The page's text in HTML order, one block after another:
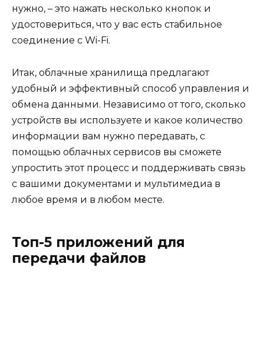
нужно, – это нажать несколько кнопок и
удостовериться, что у вас есть стабильное
соединение с Wi-Fi.
Итак, облачные хранилища предлагают
удобный и эффективный способ управления и
обмена данными. Независимо от того, сколько
устройств вы используете и какое количество
информации вам нужно передавать, с
помощью облачных сервисов вы сможете
упростить этот процесс и поддерживать связь
с вашими документами и мультимедиа в
любое время и в любом месте.
Топ-5 приложений для
передачи файлов